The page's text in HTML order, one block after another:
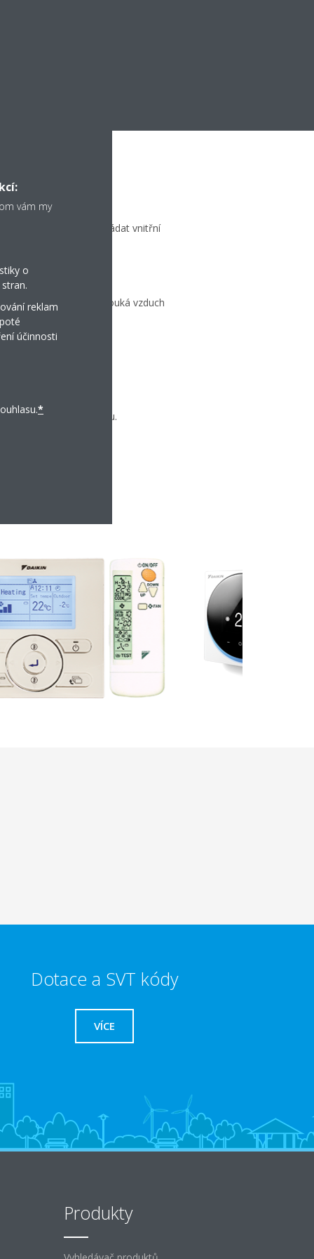
či tabletu můžete ovládat vnitřní
jako ventilátor, kdy fouká vzduch
otáček ventilátoru.
Dotace a SVT kódy
VÍCE
Produkty
vám my
o
reklam
účinnosti
*